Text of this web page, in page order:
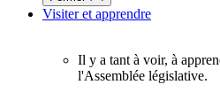
besoin
de
Visiter et apprendre
Il y a tant à voir, à
l'Assemblée législative.